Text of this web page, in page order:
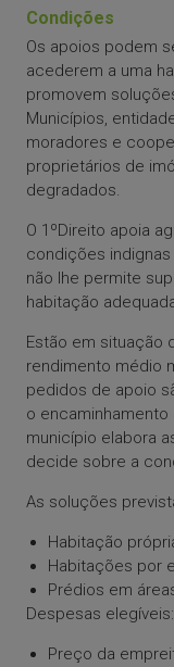
Condições
Os apoios podem
acederem a uma
promovem
Municípios,
moradores e
proprietários de
degradados.
O 1ºDireito apoia
condições
não lhe permite
habitação
Estão em situação
rendimento médio
pedidos de apoio
o
município elabora
decide sobre a
As soluções
Habitação
Habitações por
Prédios em
Despesas elegíveis:
Preço da